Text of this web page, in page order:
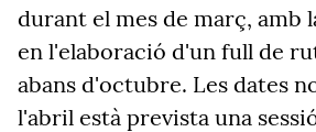
durant el mes de març, amb
en l'elaboració d'un full de
abans d'octubre. Les dates
l'abril està prevista una